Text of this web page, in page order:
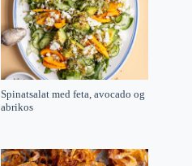
Spinatsalat med feta, avocado og
abrikos